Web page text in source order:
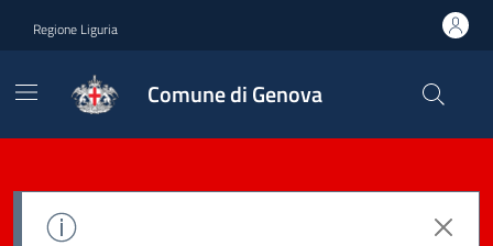
Regione Liguria
Comune di Genova